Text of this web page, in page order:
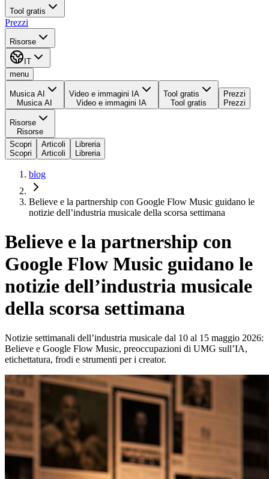
Tool gratis
Prezzi
Risorse
IT
menu
Musica AI
Musica AI
Video e immagini IA
Video e immagini IA
Tool gratis
Tool gratis
Prezzi
Prezzi
Risorse
Risorse
Scopri
Scopri
Articoli
Articoli
Libreria
Libreria
blog
Believe e la partnership con Google Flow Music guidano le
notizie dell’industria musicale della scorsa settimana
Believe e la partnership con
Google Flow Music guidano le
notizie dell’industria musicale
della scorsa settimana
Notizie settimanali dell’industria musicale dal 10 al 15 maggio 2026:
Believe e Google Flow Music, preoccupazioni di UMG sull’IA,
etichettatura, frodi e strumenti per i creator.